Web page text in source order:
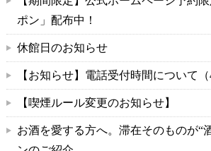
ポン」配布中！
休館日のお知らせ
【お知らせ】電話受付時間について（
【喫煙ルール変更のお知らせ】
お酒を愛する方へ。滞在そのものが“